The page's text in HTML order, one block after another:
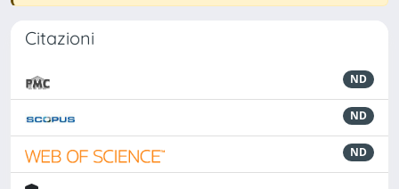
Citazioni
ND
ND
ND